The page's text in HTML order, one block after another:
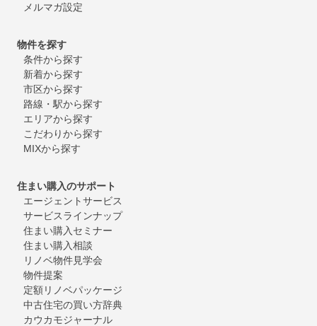
メルマガ設定
物件を探す
条件から探す
新着から探す
市区から探す
路線・駅から探す
エリアから探す
こだわりから探す
MIXから探す
住まい購入のサポート
エージェントサービス
サービスラインナップ
住まい購入セミナー
住まい購入相談
リノベ物件見学会
物件提案
定額リノベパッケージ
中古住宅の買い方辞典
カウカモジャーナル